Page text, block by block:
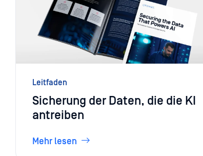
Leitfaden
Sicherung der Daten, die die KI
antreiben
Mehr lesen